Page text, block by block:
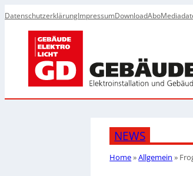
DatenschutzerklärungImpressumDownloadAbo
NEWS
Home»Allgemein »